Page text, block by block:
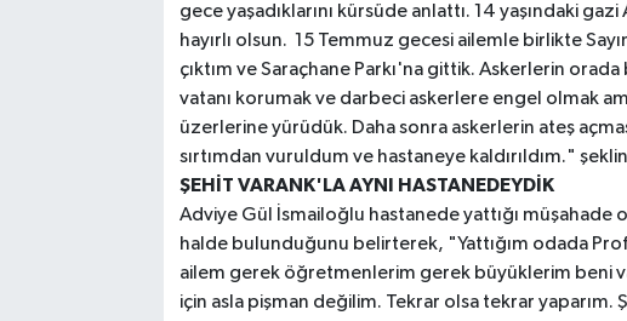
gece yaşadıklarını kürsüde anlattı. 14 yaşındaki
hayırlı olsun. 15 Temmuz gecesi ailemle birlikte
çıktım ve Saraçhane Parkı'na gittik. Askerlerin
vatanı korumak ve darbeci askerlere engel olmak
üzerlerine yürüdük. Daha sonra askerlerin ateş
sırtımdan vuruldum ve hastaneye kaldırıldım."
ŞEHİT VARANK'LA AYNI HASTANEDEYDİK
Adviye Gül İsmailoğlu hastanede yattığı müşahade
halde bulunduğunu belirterek, "Yattığım odada
ailem gerek öğretmenlerim gerek büyüklerim beni
için asla pişman değilim. Tekrar olsa tekrar yaparım.